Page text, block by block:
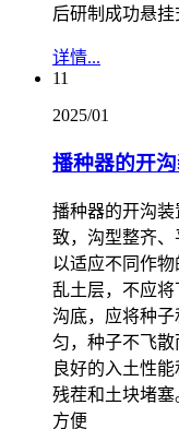
后研制成功悬
详情...
11
2025/01
播种器的开
播种器的开沟
致，沟型整齐、
以适应不同作
乱土层，不应
沟底，应将种
匀，种子不飞
良好的入土性
残茬和土块堵
方便